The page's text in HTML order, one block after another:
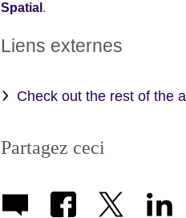
Spatial .
Liens externes
Check out the rest of the
Partagez ceci